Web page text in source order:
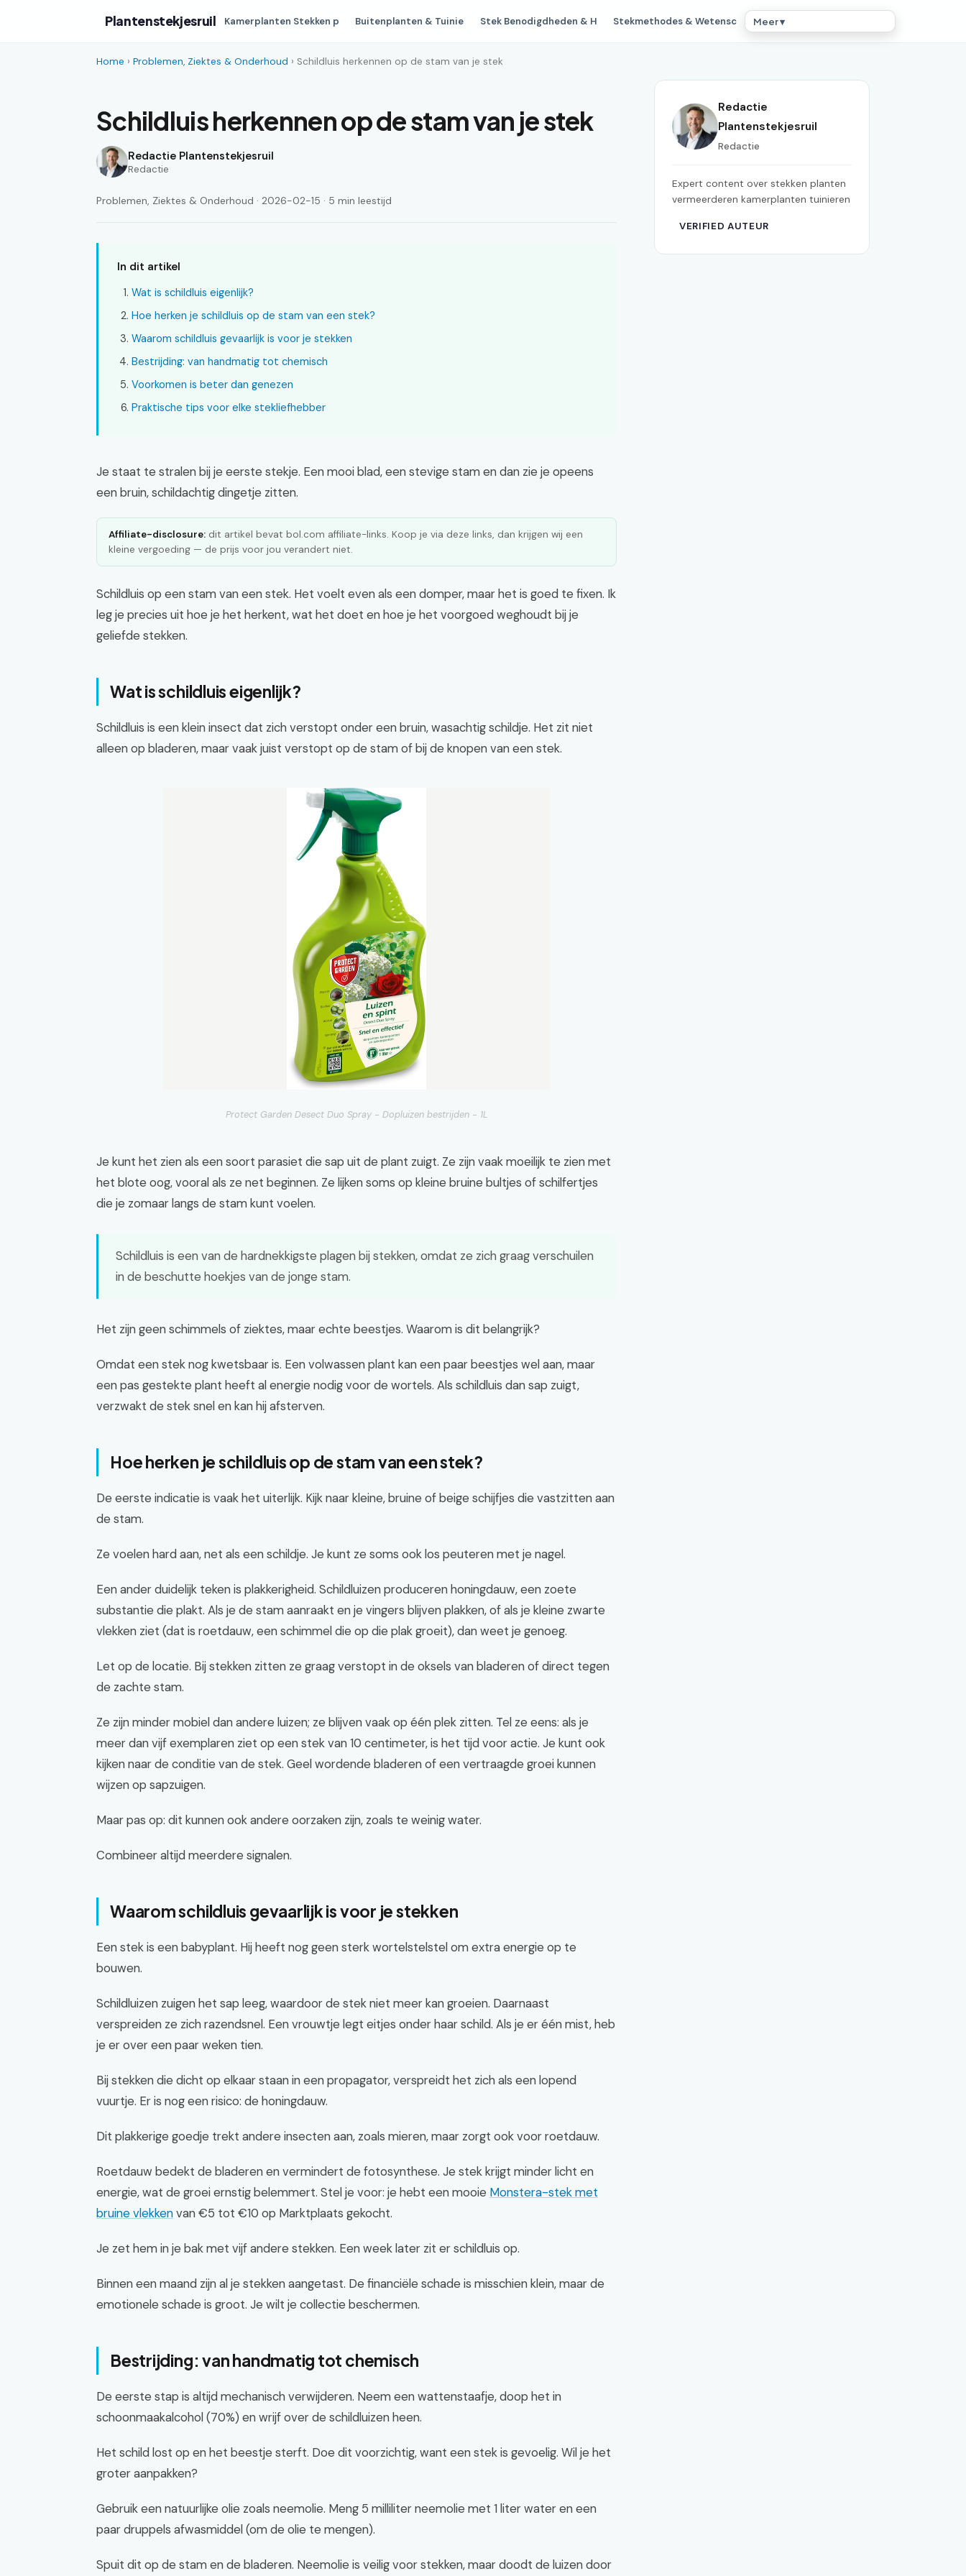
Plantenstekjesruil Kamerplanten Stekken p Buitenplanten & Tuinie Stek Benodigdheden & H Stekmethodes & Wetensc Meer ▾
Home › Problemen, Ziektes & Onderhoud › Schildluis herkennen op de stam van je stek
Schildluis herkennen op de stam van je stek
Redactie Plantenstekjesruil
Redactie
Problemen, Ziektes & Onderhoud · 2026-02-15 · 5 min leestijd
In dit artikel
Wat is schildluis eigenlijk?
Hoe herken je schildluis op de stam van een stek?
Waarom schildluis gevaarlijk is voor je stekken
Bestrijding: van handmatig tot chemisch
Voorkomen is beter dan genezen
Praktische tips voor elke stekliefhebber
Je staat te stralen bij je eerste stekje. Een mooi blad, een stevige stam en dan zie je opeens
een bruin, schildachtig dingetje zitten.
Affiliate-disclosure: dit artikel bevat bol.com affiliate-links. Koop je via deze links, dan krijgen wij een
kleine vergoeding — de prijs voor jou verandert niet.
Schildluis op een stam van een stek. Het voelt even als een domper, maar het is goed te fixen. Ik
leg je precies uit hoe je het herkent, wat het doet en hoe je het voorgoed weghoudt bij je
geliefde stekken.
Wat is schildluis eigenlijk?
Schildluis is een klein insect dat zich verstopt onder een bruin, wasachtig schildje. Het zit niet
alleen op bladeren, maar vaak juist verstopt op de stam of bij de knopen van een stek.
Protect Garden Desect Duo Spray - Dopluizen bestrijden - 1L
Je kunt het zien als een soort parasiet die sap uit de plant zuigt. Ze zijn vaak moeilijk te zien met
het blote oog, vooral als ze net beginnen. Ze lijken soms op kleine bruine bultjes of schilfertjes
die je zomaar langs de stam kunt voelen.
Schildluis is een van de hardnekkigste plagen bij stekken, omdat ze zich graag verschuilen
in de beschutte hoekjes van de jonge stam.
Het zijn geen schimmels of ziektes, maar echte beestjes. Waarom is dit belangrijk?
Omdat een stek nog kwetsbaar is. Een volwassen plant kan een paar beestjes wel aan, maar
een pas gestekte plant heeft al energie nodig voor de wortels. Als schildluis dan sap zuigt,
verzwakt de stek snel en kan hij afsterven.
Hoe herken je schildluis op de stam van een stek?
De eerste indicatie is vaak het uiterlijk. Kijk naar kleine, bruine of beige schijfjes die vastzitten aan
de stam.
Ze voelen hard aan, net als een schildje. Je kunt ze soms ook los peuteren met je nagel.
Een ander duidelijk teken is plakkerigheid. Schildluizen produceren honingdauw, een zoete
substantie die plakt. Als je de stam aanraakt en je vingers blijven plakken, of als je kleine zwarte
vlekken ziet (dat is roetdauw, een schimmel die op die plak groeit), dan weet je genoeg.
Let op de locatie. Bij stekken zitten ze graag verstopt in de oksels van bladeren of direct tegen
de zachte stam.
Ze zijn minder mobiel dan andere luizen; ze blijven vaak op één plek zitten. Tel ze eens: als je
meer dan vijf exemplaren ziet op een stek van 10 centimeter, is het tijd voor actie. Je kunt ook
kijken naar de conditie van de stek. Geel wordende bladeren of een vertraagde groei kunnen
wijzen op sapzuigen.
Maar pas op: dit kunnen ook andere oorzaken zijn, zoals te weinig water.
Combineer altijd meerdere signalen.
Waarom schildluis gevaarlijk is voor je stekken
Een stek is een babyplant. Hij heeft nog geen sterk wortelstelstel om extra energie op te
bouwen.
Schildluizen zuigen het sap leeg, waardoor de stek niet meer kan groeien. Daarnaast
verspreiden ze zich razendsnel. Een vrouwtje legt eitjes onder haar schild. Als je er één mist, heb
je er over een paar weken tien.
Bij stekken die dicht op elkaar staan in een propagator, verspreidt het zich als een lopend
vuurtje. Er is nog een risico: de honingdauw.
Dit plakkerige goedje trekt andere insecten aan, zoals mieren, maar zorgt ook voor roetdauw.
Roetdauw bedekt de bladeren en vermindert de fotosynthese. Je stek krijgt minder licht en
energie, wat de groei ernstig belemmert. Stel je voor: je hebt een mooie Monstera-stek met
bruine vlekkenvan €5 tot €10 op Marktplaats gekocht.
Je zet hem in je bak met vijf andere stekken. Een week later zit er schildluis op.
Binnen een maand zijn al je stekken aangetast. De financiële schade is misschien klein, maar de
emotionele schade is groot. Je wilt je collectie beschermen.
Bestrijding: van handmatig tot chemisch
De eerste stap is altijd mechanisch verwijderen. Neem een wattenstaafje, doop het in
schoonmaakalcohol (70%) en wrijf over de schildluizen heen.
Het schild lost op en het beestje sterft. Doe dit voorzichtig, want een stek is gevoelig. Wil je het
groter aanpakken?
Gebruik een natuurlijke olie zoals neemolie. Meng 5 milliliter neemolie met 1 liter water en een
paar druppels afwasmiddel (om de olie te mengen).
Spuit dit op de stam en de bladeren. Neemolie is veilig voor stekken, maar doodt de luizen door
Redactie
Plantenstekjesruil
Redactie
Expert content over stekken planten
vermeerderen kamerplanten tuinieren
VERIFIED AUTEUR